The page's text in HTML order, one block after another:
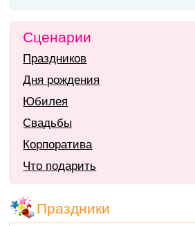
Сценарии
Праздников
Дня рождения
Юбилея
Свадьбы
Корпоратива
Что подарить
Праздники